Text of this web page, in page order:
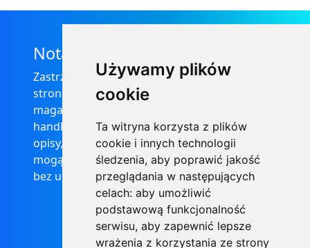
Używamy plików
cookie
Ta witryna korzysta z plików
cookie i innych technologii
śledzenia, aby poprawić jakość
przeglądania w następujących
celach: aby umożliwić
podstawową funkcjonalność
serwisu, aby zapewnić lepsze
wrażenia z korzystania ze strony
Nota prawna
Zastrzega się, że informacje zamieszczone na
stronie internetowej https://informator-
magazynowy.technical.pl/ nie stanowią oferty
handlowej w rozumieniu prawa, ponadto
opisy, dane techniczne i pozostałe informacje
mogą ulec zmianie bez podania przyczyny i
bez uprzedzenia.